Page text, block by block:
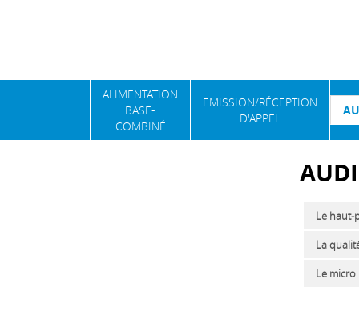
ALIMENTATION
BASE-
COMBINÉ
EMISSION/RÉCEPTION
D'APPEL
Le haut-
La
Le